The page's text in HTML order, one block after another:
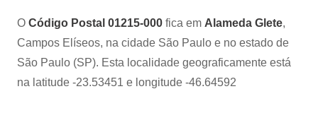
O Código Postal 01215-000 fica em Alameda Glete,
Campos Elíseos, na cidade São Paulo e no estado de
São Paulo (SP). Esta localidade geograficamente está
na latitude -23.53451 e longitude -46.64592